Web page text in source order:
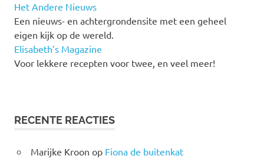
Het Andere Nieuws
Een nieuws- en achtergrondensite met een geheel
eigen kijk op de wereld.
Elisabeth’s Magazine
Voor lekkere recepten voor twee, en veel meer!
RECENTE REACTIES
Marijke Kroon op Fiona de buitenkat